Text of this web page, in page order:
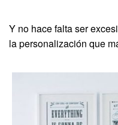
Y no hace falta ser
la personalización que